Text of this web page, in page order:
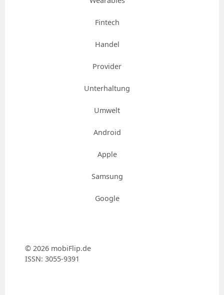
Fintech
Handel
Provider
Unterhaltung
Umwelt
Android
Apple
Samsung
Google
© 2026 mobiFlip.de
ISSN: 3055-9391